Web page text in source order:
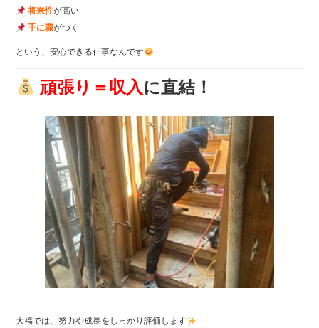
将来性が高い
手に職がつく
という、安心できる仕事なんです
頑張り＝収入に直結！
大福では、努力や成長をしっかり評価します